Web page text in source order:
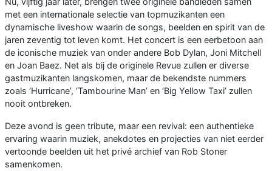
met een internationale selectie van topmuzikanten een
dynamische liveshow waarin de songs, beelden en spirit van de
jaren zeventig tot leven komt. Het concert is een eerbetoon aan
de iconische muziek van onder andere Bob Dylan, Joni Mitchell
en Joan Baez. Net als bij de originele Revue zullen er diverse
gastmuzikanten langskomen, maar de bekendste nummers
zoals ‘Hurricane’, ‘Tambourine Man’ en ‘Big Yellow Taxi’ zullen
nooit ontbreken.
Deze avond is geen tribute, maar een revival: een authentieke
ervaring waarin muziek, anekdotes en projecties van niet eerder
vertoonde beelden uit het privé archief van Rob Stoner
samenkomen.